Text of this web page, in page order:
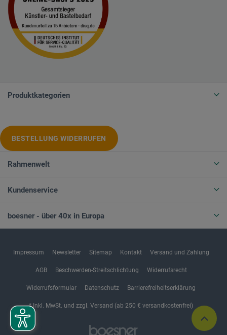
Produktkategorien
BESTELLUNG WIDERRUFEN
Rahmenwelt
Kundenservice
boesner - über 40x in Europa
Impressum Newsletter Sitemap Kontakt Versand und Zahlung
AGB Beschwerden-Streitschlichtung Widerrufsrecht
Widerrufsformular Datenschutz Barrierefreiheitserklärung
* Inkl. MwSt. und zzgl. Versand (ab 250 € versandkostenfrei)